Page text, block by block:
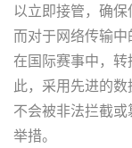
以立即接管，确保
而对于网络传输
在国际赛事中，转
此，采用先进的
不会被非法拦截
举措。